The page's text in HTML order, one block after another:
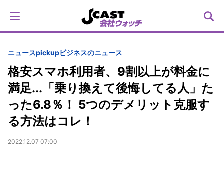
ニュースpickupビジネスのニュース
格安スマホ利用者、9割以上が料金に
満足...「乗り換えて後悔してる人」た
った6.8％！ 5つのデメリット克服す
る方法はコレ！
2022.12.07 07:00